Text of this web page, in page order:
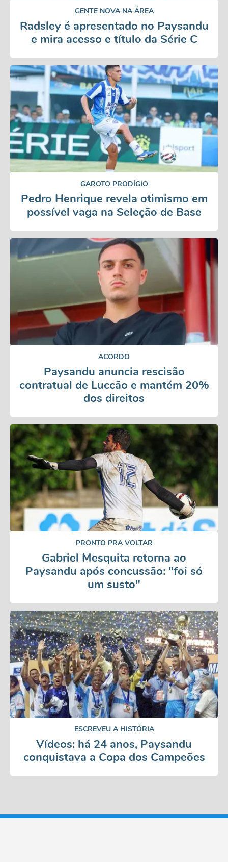
GENTE NOVA NA ÁREA
Radsley é apresentado no Paysandu
e mira acesso e título da Série C
GAROTO PRODÍGIO
Pedro Henrique revela otimismo em
possível vaga na Seleção de Base
ACORDO
Paysandu anuncia rescisão
contratual de Luccão e mantém 20%
dos direitos
PRONTO PRA VOLTAR
Gabriel Mesquita retorna ao
Paysandu após concussão: "foi só
um susto"
ESCREVEU A HISTÓRIA
Vídeos: há 24 anos, Paysandu
conquistava a Copa dos Campeões